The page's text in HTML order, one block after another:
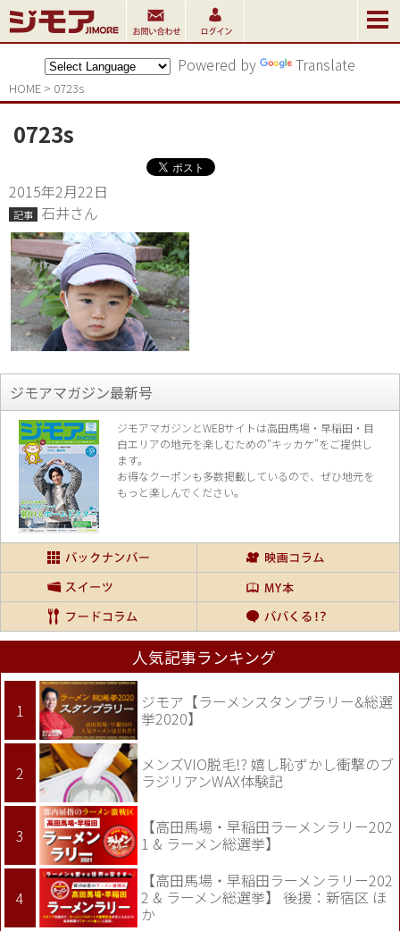
Powered by Translate
HOME > 0723s
0723s
2015年2月22日
記事 石井さん
ジモアマガジン最新号
ジモアマガジンとWEBサイトは高田馬場・早稲田・目
白エリアの地元を楽しむための“キッカケ”をご提供し
ます。
お得なクーポンも多数掲載しているので、 ぜひ地元を
もっと楽しんでください。
人気記事ランキング
ジモア【ラーメンスタンプラリー&総選
挙2020】
メンズVIO脱毛!? 嬉し恥ずかし衝撃のブ
ラジリアンWAX体験記
【高田馬場・早稲田ラーメンラリー202
1 & ラーメン総選挙】
【高田馬場・早稲田ラーメンラリー202
2 & ラーメン総選挙】 後援：新宿区 ほ
か